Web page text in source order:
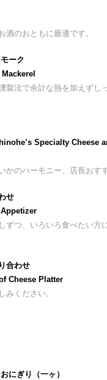
酒のおともに最適です。
ーク
製法で余計な熱を加えずし
Specialty Cheese
かのハーモニー、店長おす
せ
ずつ、いろいろ食べたい方
合わせ
Cheese Platter
みください。
にぎり（一ヶ）